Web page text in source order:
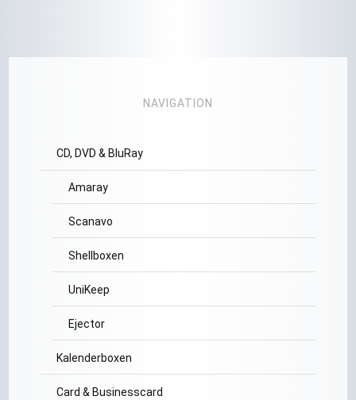
NAVIGATION
CD, DVD & BluRay
Amaray
Scanavo
Shellboxen
UniKeep
Ejector
Kalenderboxen
Card & Businesscard